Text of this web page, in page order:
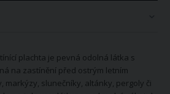
plachta je pevná odolná látka s
na zastínění před ostrým letním
markýzy, slunečníky, altánky, pergoly či